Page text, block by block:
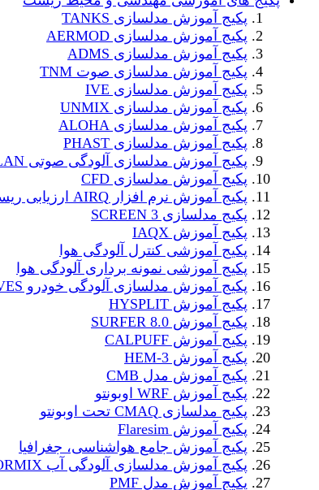
پکیج آموزش مدلسازی TANKS
پکیج آموزش مدلسازی AERMOD
پکیج آموزش مدلسازی ADMS
پکیج آموزش مدلسازی صوت TNM
پکیج آموزش مدلسازی IVE
پکیج آموزش مدلسازی UNMIX
پکیج آموزش مدلسازی ALOHA
پکیج آموزش مدلسازی PHAST
پکیج آموزش مدلسازی آلودگی صوتی SOUNDPLAN
پکیج آموزش مدلسازی CFD
پکیج آموزش نرم افزار AIRQ ارزیابی ریسک
پکیج مدلسازی SCREEN 3
پکیج آموزش IAQX
پکیج آموزشی کنترل آلودگی هوا
پکیج آموزشی نمونه برداری آلودگی هوا
پکیج آموزش مدلسازی آلودگی خودرو MOVES
پکیج آموزش HYSPLIT
پکیج آموزش SURFER 8.0
پکیج آموزش CALPUFF
پکیج آموزش HEM-3
پکیج آموزش مدل CMB
پکیج آموزش WRF اوبونتو
پکیج مدلسازی CMAQ تحت اوبونتو
پکیج آموزش Flaresim
پکیج آموزش جامع هواشناسی، جغرافیا
پکیج آموزش مدلسازی آلودگی آب CORMIX
پکیج آموزش مدل PMF